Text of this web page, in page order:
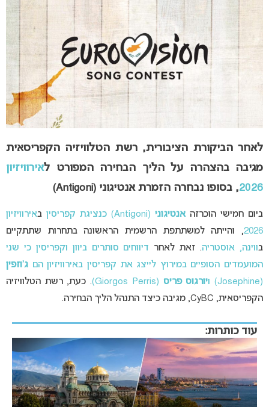
לאחר הביקורת הציבורית, רשת הטלוויזיה הקפריסאית
מגיבה בהצהרה על הליך הבחירה המפורט לאירוויזיון
2026, בסופו נבחרה הזמרת אנטיגוני (Antigoni)
ביום חמישי הוכרזהאנטיגוני (Antigoni) כנציגת קפריסין באירוויזיון
2026, והייתה למשתתפת הרשמית הראשונה בתחרות שתתקיים
בווינה, אוסטריה. זאת לאחר דיווחים סותרים ביוון וקפריסין כי שני
המועמדים הסופיים במירוץ לייצג את קפריסין באירוויזיון הם ג’וזפין
(Josephine) ו
יורגוס פריס (Giorgos Perris)
. כעת, רשת הטלוויזיה
הקפריסאית, CyBC, מגיבה כיצד התנהל הליך הבחירה.
עוד כותרות: